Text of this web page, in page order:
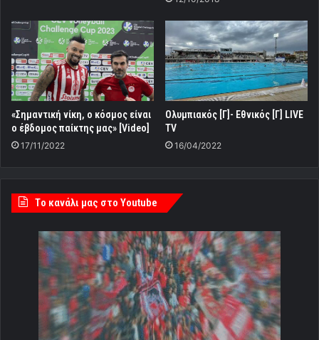
«Σημαντική νίκη, ο κόσμος είναι
ο έβδομος παίκτης μας» [Video]
17/11/2022
Ολυμπιακός [Γ]- Εθνικός [Γ] LIVE
TV
16/04/2022
Tο κανάλι μας στο Youtube